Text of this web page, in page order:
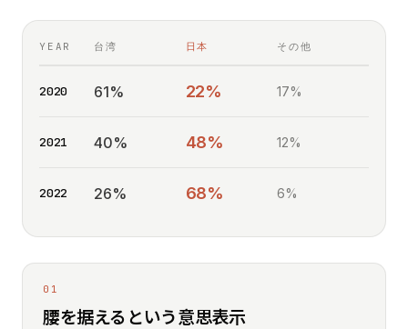
YEAR 台湾 日本 その他
2020 61% 22% 17%
2021 40% 48% 12%
2022 26% 68% 6%
01
腰を据えるという意思表示